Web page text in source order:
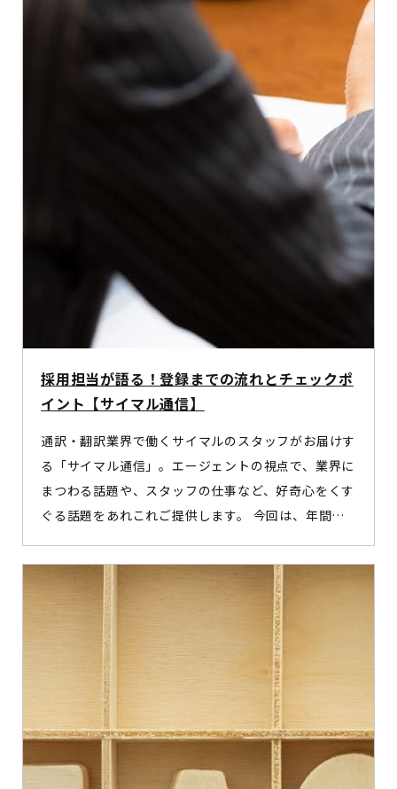
採用担当が語る！登録までの流れとチェックポ
イント【サイマル通信】
通訳・翻訳業界で働くサイマルのスタッフがお届けす
る「サイマル通信」。エージェントの視点で、業界に
まつわる話題や、スタッフの仕事など、好奇心をくす
ぐる話題をあれこれご提供します。 今回は、年間
担当が登場。サイマルへの登録までの流れをポイント
ごとにご紹介します。